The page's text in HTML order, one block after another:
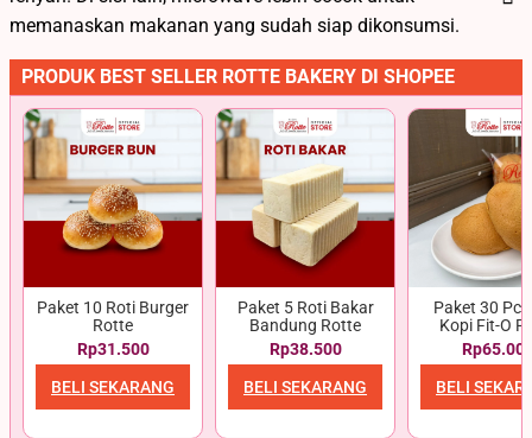
memanaskan makanan yang sudah siap dikonsumsi.
PRODUK BEST SELLER ROTTE BAKERY DI SHOPEE
Paket 10 Roti Burger
Rotte
Rp31.500
BELI SEKARANG
Paket 5 Roti Bakar
Bandung Rotte
Rp38.500
BELI SEKARANG
Paket 30
Kopi Fit-O
BELI